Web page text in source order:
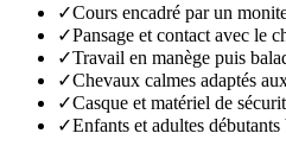
✓Cours encadré par un
✓Pansage et contact avec le
✓Travail en manège puis
✓Chevaux calmes adaptés
✓Casque et matériel de
✓Enfants et adultes débutants